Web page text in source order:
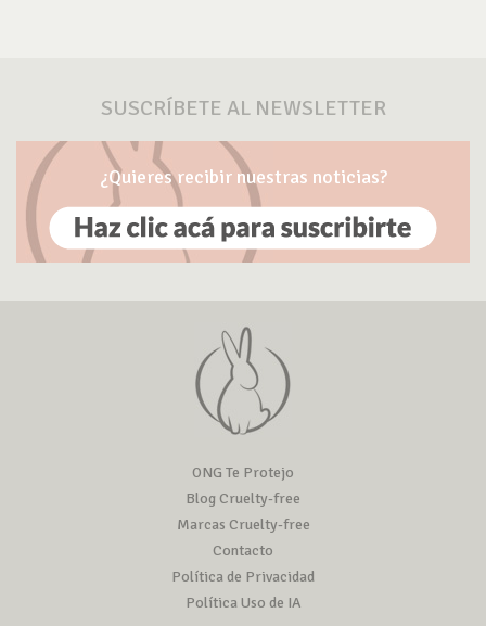
SUSCRÍBETE AL NEWSLETTER
¿Quieres recibir nuestras noticias?
ONG Te Protejo
Blog Cruelty-free
Marcas Cruelty-free
Contacto
Política de Privacidad
Política Uso de IA